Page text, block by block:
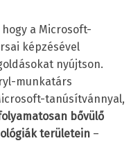
a Microsoft-
képzésével
nyújtson.
munkatárs
tanúsítvánnyal,
bővülő
területein –